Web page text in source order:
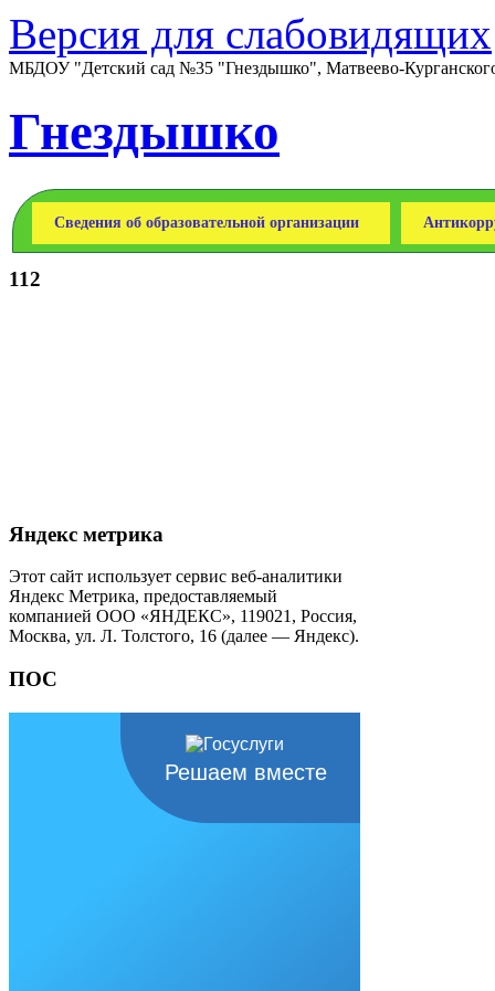
Версия для слабовидящих
МБДОУ "Детский сад №35 "Гнездышко", Матвеево-Курганского
Гнездышко
Сведения об образовательной организации
112
Яндекс метрика
Этот сайт использует сервис веб-аналитики
Яндекс Метрика, предоставляемый
компанией ООО «ЯНДЕКС», 119021, Россия,
Москва, ул. Л. Толстого, 16 (далее — Яндекс).
ПОС
Решаем вместе